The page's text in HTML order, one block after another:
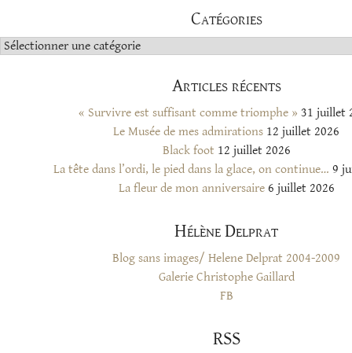
Catégories
Catégories
Articles récents
« Survivre est suffisant comme triomphe » 31 juillet
Le Musée de mes admirations 12 juillet 2026
Black foot 12 juillet 2026
La tête dans l’ordi, le pied dans la glace, on continue… 9
La fleur de mon anniversaire 6 juillet 2026
Hélène Delprat
Blog sans images/ Helene Delprat 2004-2009
Galerie Christophe Gaillard
FB
RSS